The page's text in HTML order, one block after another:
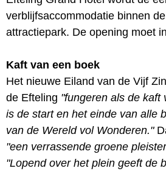
verblijfsaccommodatie binnen
attractiepark. De opening moet
Kaft van een boek
Het nieuwe Eiland van de Vijf
de Efteling "fungeren als de kaft
is de start en het einde van alle
van de Wereld vol Wonderen."
"een verrassende groene
"Lopend over het plein geeft de